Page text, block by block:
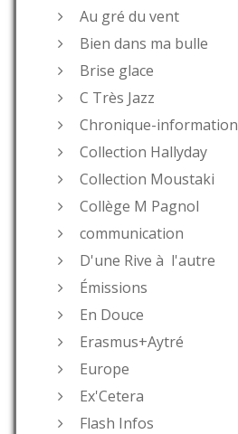
Au gré du vent
Bien dans ma bulle
Brise glace
C Très Jazz
Chronique-information
Collection Hallyday
Collection Moustaki
Collège M Pagnol
communication
D'une Rive à l'autre
Émissions
En Douce
Erasmus+Aytré
Europe
Ex'Cetera
Flash Infos